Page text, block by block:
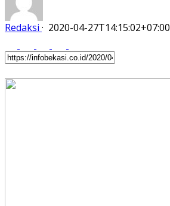
Redaksi · 2020-04-27T14:15:02+07:00